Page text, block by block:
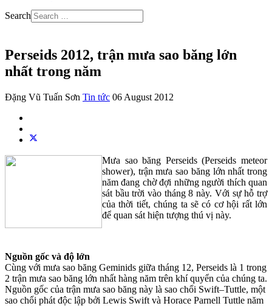
Search
Perseids 2012, trận mưa sao băng lớn
nhất trong năm
Đặng Vũ Tuấn Sơn Tin tức 06 August 2012
Mưa sao băng Perseids (Perseids meteor
shower), trận mưa sao băng lớn nhất trong
năm đang chờ đợi những người thích quan
sát bầu trời vào tháng 8 này. Với sự hỗ trợ
của thời tiết, chúng ta sẽ có cơ hội rất lớn
để quan sát hiện tượng thú vị này.
Nguồn gốc và độ lớn
Cùng với mưa sao băng Geminids giữa tháng 12, Perseids là 1 trong
2 trận mưa sao băng lớn nhất hàng năm trên khí quyển của chúng ta.
Nguồn gốc của trận mưa sao băng này là sao chổi Swift–Tuttle, một
sao chổi phát độc lập bởi Lewis Swift và Horace Parnell Tuttle năm